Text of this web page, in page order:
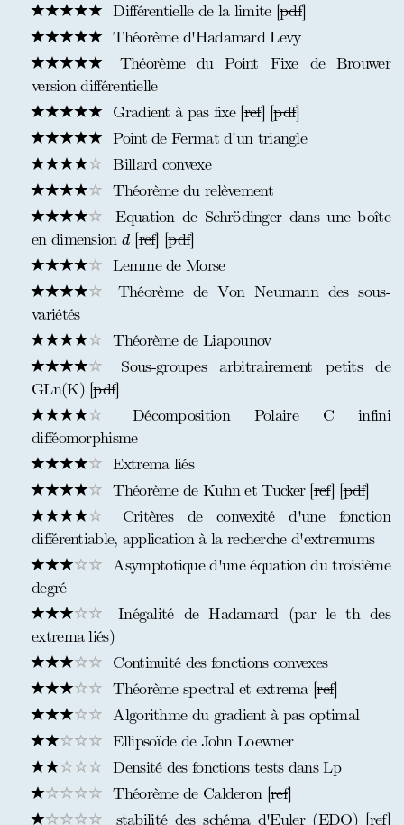
Différentielle de la limite [pdf]
Théorème d'Hadamard Levy
Théorème du Point Fixe de Brouwer
version différentielle
Gradient à pas fixe [ref] [pdf]
Point de Fermat d'un triangle
Billard convexe
Théorème du relèvement
Equation de Schrödinger dans une boîte
en dimension d
d[ref] [pdf]
Lemme de Morse
Théorème de Von Neumann des sous-
variétés
Théorème de Liapounov
Sous-groupes arbitrairement petits de
GLn(K) [pdf]
Décomposition Polaire C infini
difféomorphisme
Extrema liés
Théorème de Kuhn et Tucker [ref] [pdf]
Critères de convexité d'une fonction
différentiable, application à la recherche d'extremums
Asymptotique d'une équation du troisième
degré
Inégalité de Hadamard (par le th des
extrema liés)
Continuité des fonctions convexes
Théorème spectral et extrema [ref]
Algorithme du gradient à pas optimal
Ellipsoïde de John Loewner
Densité des fonctions tests dans Lp
Théorème de Calderon [ref]
stabilité des schéma d'Euler (EDO) [ref]